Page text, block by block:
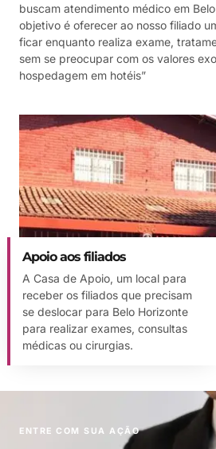
Apoio aos filiados
A Casa de Apoio, um local para
receber os filiados que precisam
se deslocar para Belo Horizonte
para realizar exames, consultas
médicas ou cirurgias.
buscam atendimento médico em
objetivo é oferecer ao nosso filiado
ficar enquanto realiza exame,
sem se preocupar com os valores
hospedagem em hotéis”
ENTRE COM SUA AÇÃO